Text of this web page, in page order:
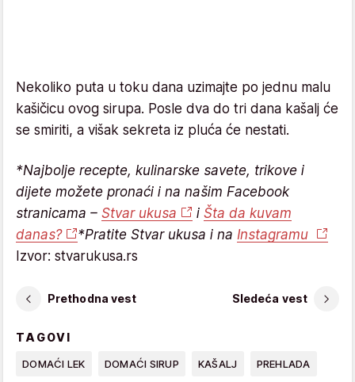
Nekoliko puta u toku dana uzimajte po jednu malu
kašičicu ovog sirupa. Posle dva do tri dana kašalj će
se smiriti, a višak sekreta iz pluća će nestati.
*Najbolje recepte, kulinarske savete, trikove i
dijete možete pronaći i na našim Facebook
stranicama – Stvar ukusa i Šta da kuvam
danas?
*Pratite Stvar ukusa i na Instagramu
Izvor: stvarukusa.rs
Prethodna vest Sledeća vest
TAGOVI
DOMAĆI LEK DOMAĆI SIRUP KAŠALJ PREHLADA